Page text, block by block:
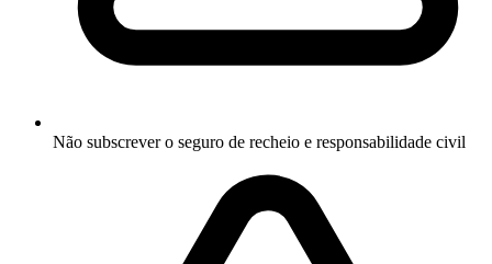
Não subscrever o seguro de recheio e responsabilidade civil